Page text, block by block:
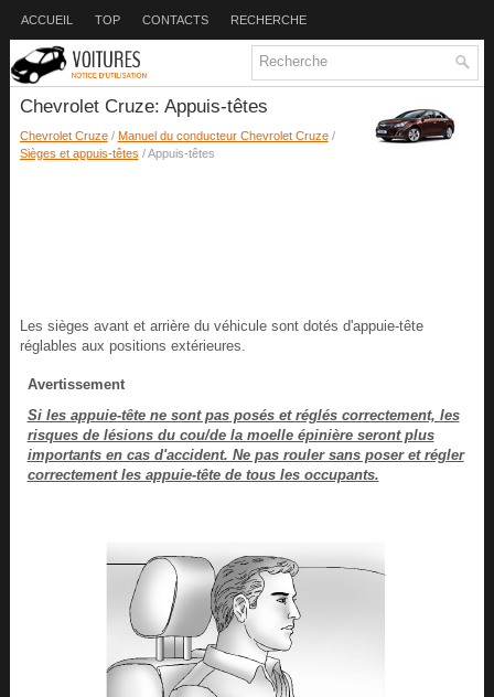
ACCUEIL TOP CONTACTS RECHERCHE
Chevrolet Cruze: Appuis-têtes
Chevrolet Cruze/ Manuel du conducteur Chevrolet Cruze/
Sièges et appuis-têtes / Appuis-têtes
Les sièges avant et arrière du véhicule sont dotés d'appuie-tête
réglables aux positions extérieures.
Avertissement
Si les appuie-tête ne sont pas posés et réglés correctement, les
risques de lésions du cou/de la moelle épinière seront plus
importants en cas d'accident. Ne pas rouler sans poser et régler
correctement les appuie-tête de tous les occupants.